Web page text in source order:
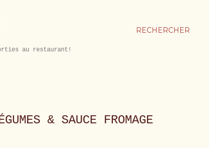
RECHERCHER
au restaurant!
& SAUCE FROMAGE